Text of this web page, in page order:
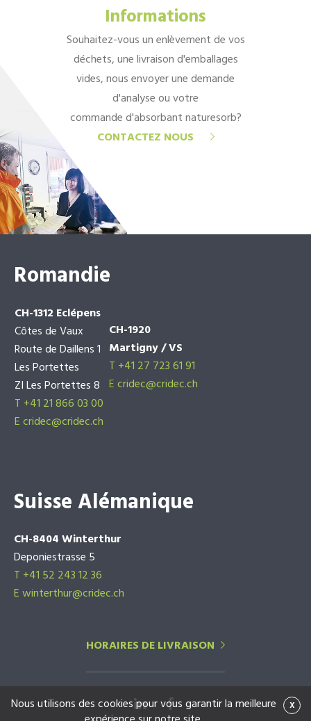
Informations
Souhaitez-vous un enlèvement de vos
déchets, une livraison d'emballages
vides, nous envoyer une demande
d'analyse ou votre
commande d'absorbant naturesorb?
CONTACTEZ NOUS
Romandie
CH-1312 Eclépens
Côtes de Vaux
Route de Daillens 1
Les Portettes
ZI Les Portettes 8
T +41 21 866 03 00
Ecridec@cridec.ch
CH-1920
Martigny / VS
T +41 27 723 61 91
Ecridec@cridec.ch
Suisse Alémanique
CH-8404 Winterthur
Deponiestrasse 5
T +41 52 243 12 36
E winterthur@cridec.ch
HORAIRES DE LIVRAISON
x
Nous utilisons des cookies pour vous garantir la meilleure